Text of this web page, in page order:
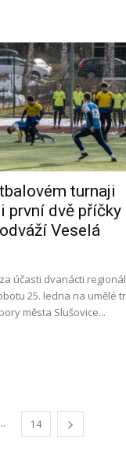
turnaji
první dvě příčky
Veselá
účasti dvanácti
25. ledna na umělé
města Slušovice...
... 14